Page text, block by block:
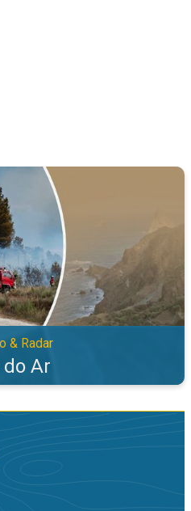
da Tempo & Radar. . .
& Radar
Ar